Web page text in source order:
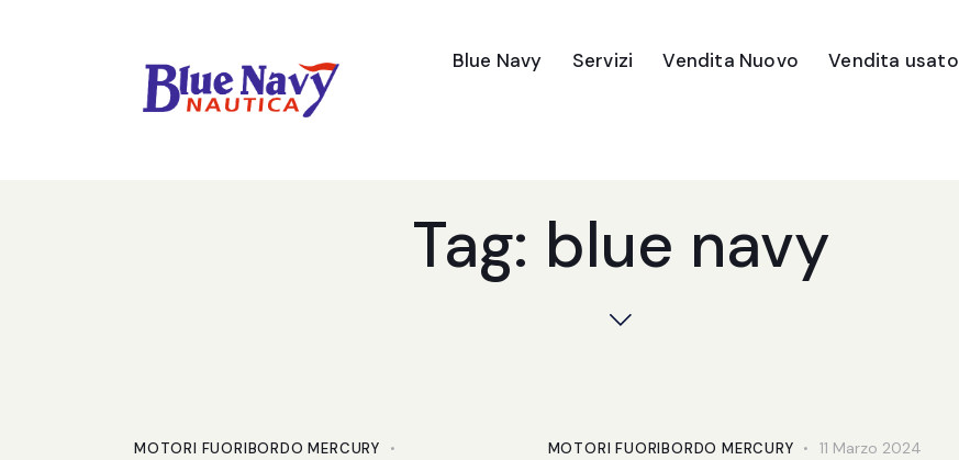
Blue Navy Servizi Vendita Nuovo Vendita usato
Tag: blue navy
MOTORI FUORIBORDO MERCURY MOTORI FUORIBORDO MERCURY 11 Marzo 2024